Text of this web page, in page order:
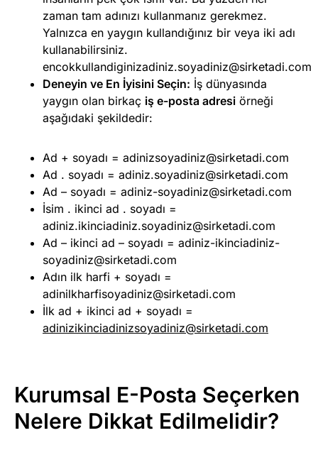
zaman tam adınızı kullanmanız gerekmez.
Yalnızca en yaygın kullandığınız bir veya iki adı
kullanabilirsiniz.
encokkullandiginizadiniz.soyadiniz@sirketadi.com
Deneyin ve En İyisini Seçin: İş dünyasında
yaygın olan birkaç iş e-posta adresi örneği
aşağıdaki şekildedir:
Ad + soyadı = adinizsoyadiniz@sirketadi.com
Ad . soyadı = adiniz.soyadiniz@sirketadi.com
Ad – soyadı = adiniz-soyadiniz@sirketadi.com
İsim . ikinci ad . soyadı =
adiniz.ikinciadiniz.soyadiniz@sirketadi.com
Ad – ikinci ad – soyadı = adiniz-ikinciadiniz-
soyadiniz@sirketadi.com
Adın ilk harfi + soyadı =
adinilkharfisoyadiniz@sirketadi.com
İlk ad + ikinci ad + soyadı =
adinizikinciadinizsoyadiniz@sirketadi.com
Kurumsal E-Posta Seçerken
Nelere Dikkat Edilmelidir?